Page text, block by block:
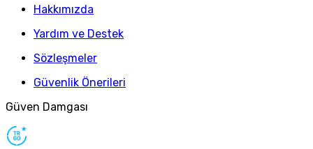
Hakkımızda
Yardım ve Destek
Sözleşmeler
Güvenlik Önerileri
Güven Damgası